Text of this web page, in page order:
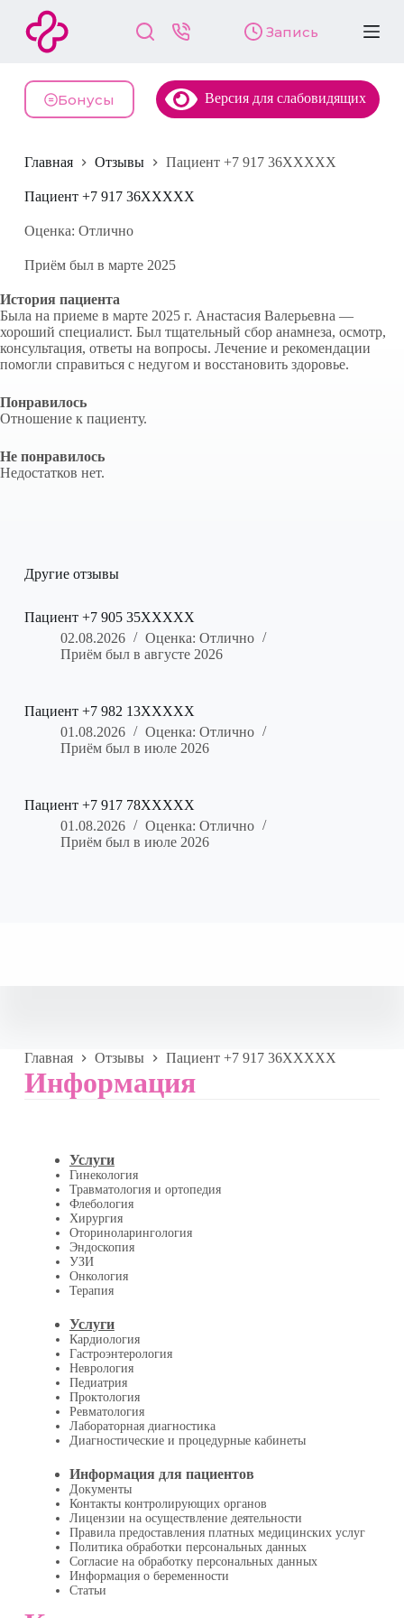
й
и
у
и
Запись
Бонусы Версия для слабовидящих
Главная Отзывы Пациент +7 917 36XXXXX
Пациент +7 917 36XXXXX
Оценка: Отлично
Приём был в марте 2025
История пациента
Была на приеме в марте 2025 г. Анастасия Валерьевна —
хороший специалист. Был тщательный сбор анамнеза, осмотр,
консультация, ответы на вопросы. Лечение и рекомендации
помогли справиться с недугом и восстановить здоровье.
Понравилось
Отношение к пациенту.
Не понравилось
Недостатков нет.
Другие отзывы
Пациент +7 905 35XXXXX
02.08.2026
Оценка: Отлично
Приём был в августе 2026
Пациент +7 982 13XXXXX
01.08.2026
Оценка: Отлично
Приём был в июле 2026
Пациент +7 917 78XXXXX
01.08.2026
Оценка: Отлично
Приём был в июле 2026
Главная Отзывы Пациент +7 917 36XXXXX
Информация
Услуги
Гинекология
Травматология и ортопедия
Флебология
Хирургия
Оториноларингология
Эндоскопия
УЗИ
Онкология
Терапия
Услуги
Кардиология
Гастроэнтерология
Неврология
Педиатрия
Проктология
Ревматология
Лабораторная диагностика
Диагностические и процедурные кабинеты
Информация для пациентов
Документы
Контакты контролирующих органов
Лицензии на осуществление деятельности
Правила предоставления платных медицинских услуг
Политика обработки персональных данных
Согласие на обработку персональных данных
Информация о беременности
Статьи